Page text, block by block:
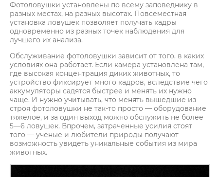
Фотоловушки установлены по всему заповеднику в
разных местах, на разных высотах. Повсеместная
установка ловушек позволяет получать кадры
одновременно из разных точек наблюдения для
лучшего их анализа.
Обслуживание фотоловушки зависит от того, в каких
условиях она работает. Если камера установлена там,
где высокая концентрация диких животных, то
устройство фиксирует много кадров, вследствие чего
аккумуляторы садятся быстрее и менять их нужно
чаще. И нужно учитывать, что менять вышедшие из
строя фотоловушки не так-то просто — оборудование
тяжелое, и за один выход можно обслужить не более
5—6 ловушек. Впрочем, затраченные усилия стоят
того — ученые и любители природы получают
возможность увидеть уникальные события из мира
животных.